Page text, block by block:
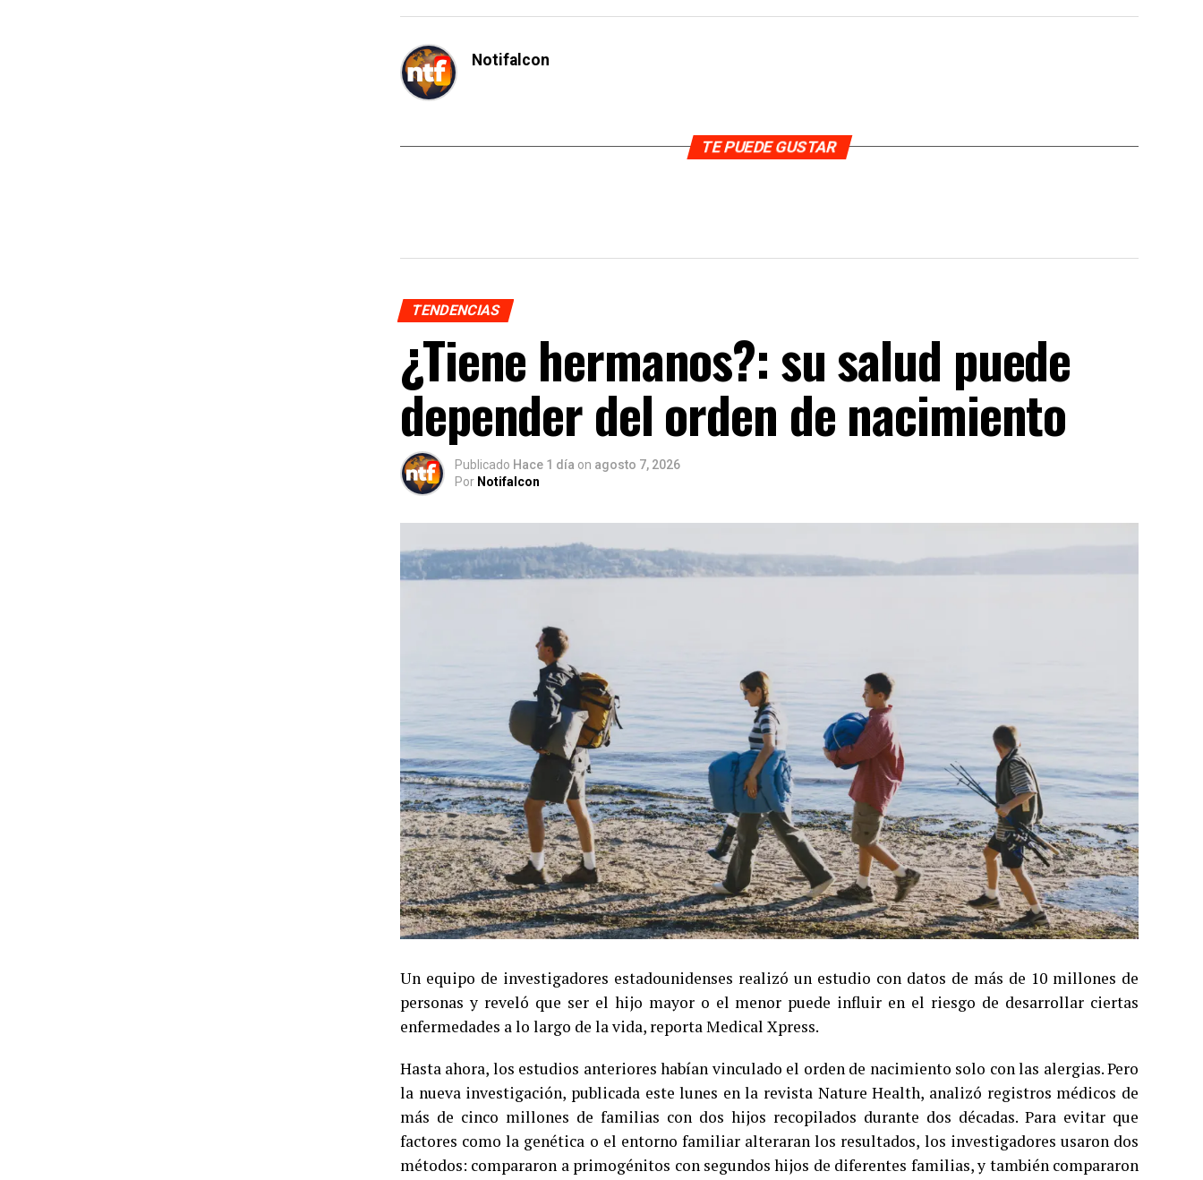
Notifalcon
TE PUEDE GUSTAR
TENDENCIAS
¿Tiene hermanos?: su salud puede
depender del orden de nacimiento
Publicado Hace 1 día on agosto 7, 2026
Por Notifalcon
Un equipo de investigadores estadounidenses realizó un estudio con datos de más de 10 millones de
personas y reveló que ser el hijo mayor o el menor puede influir en el riesgo de desarrollar ciertas
enfermedades a lo largo de la vida, reporta Medical Xpress.
Hasta ahora, los estudios anteriores habían vinculado el orden de nacimiento solo con las alergias. Pero
la nueva investigación, publicada este lunes en la revista Nature Health, analizó registros médicos de
más de cinco millones de familias con dos hijos recopilados durante dos décadas. Para evitar que
factores como la genética o el entorno familiar alteraran los resultados, los investigadores usaron dos
métodos: compararon a primogénitos con segundos hijos de diferentes familias, y también compararon